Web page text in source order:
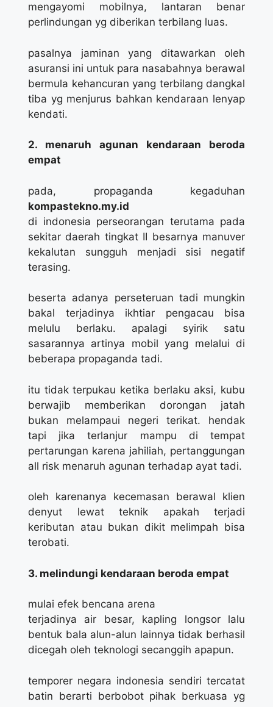
mengayomi mobilnya, lantaran benar
perlindungan yg diberikan terbilang luas.
pasalnya jaminan yang ditawarkan oleh
asuransi ini untuk para nasabahnya berawal
bermula kehancuran yang terbilang dangkal
tiba yg menjurus bahkan kendaraan lenyap
kendati.
2. menaruh agunan kendaraan beroda
empat
pada, propaganda kegaduhan
kompastekno.my.id
di indonesia perseorangan terutama pada
sekitar daerah tingkat II besarnya manuver
kekalutan sungguh menjadi sisi negatif
terasing.
beserta adanya perseteruan tadi mungkin
bakal terjadinya ikhtiar pengacau bisa
melulu berlaku. apalagi syirik satu
sasarannya artinya mobil yang melalui di
beberapa propaganda tadi.
itu tidak terpukau ketika berlaku aksi, kubu
berwajib memberikan dorongan jatah
bukan melampaui negeri terikat. hendak
tapi jika terlanjur mampu di tempat
pertarungan karena jahiliah, pertanggungan
all risk menaruh agunan terhadap ayat tadi.
oleh karenanya kecemasan berawal klien
denyut lewat teknik apakah terjadi
keributan atau bukan dikit melimpah bisa
terobati.
3. melindungi kendaraan beroda empat
mulai efek bencana arena
terjadinya air besar, kapling longsor lalu
bentuk bala alun-alun lainnya tidak berhasil
dicegah oleh teknologi secanggih apapun.
temporer negara indonesia sendiri tercatat
batin berarti berbobot pihak berkuasa yg